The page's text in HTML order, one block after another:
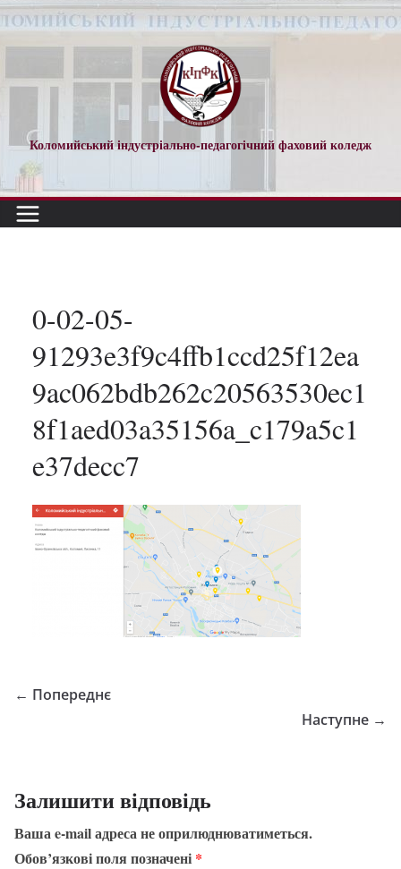
Перейти
до
Коломийський індустріально-педагогічний фаховий коледж
0-02-05-
91293e3f9c4ffb1ccd25f12ea
9ac062bdb262c20563530ec1
8f1aed03a35156a_c179a5c1
e37decc7
← Попереднє
Наступне →
Залишити відповідь
Ваша e-mail адреса не оприлюднюватиметься.
Обов’язкові поля позначені *